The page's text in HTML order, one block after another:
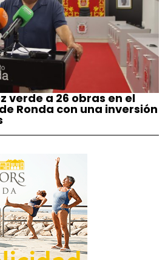
verde a 26 obras en el
Ronda con una inversión